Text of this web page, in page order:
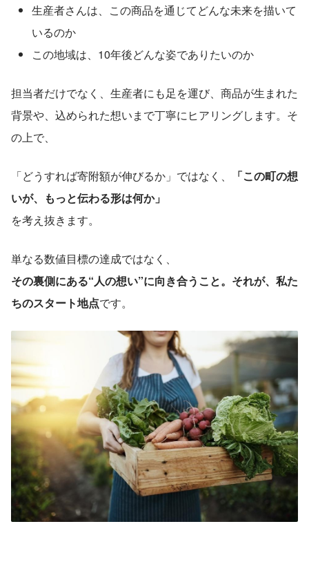
生産者さんは、この商品を通じてどんな未来を描いて
いるのか
この地域は、10年後どんな姿でありたいのか
担当者だけでなく、生産者にも足を運び、商品が生まれた
背景や、込められた想いまで丁寧にヒアリングします。そ
の上で、
「どうすれば寄附額が伸びるか」ではなく、
「この町の想
いが、もっと伝わる形は何か」
を考え抜きます。
単なる数値目標の達成ではなく、
その裏側にある“人の想い”に向き合うこと。それが、私た
ちのスタート地点です。